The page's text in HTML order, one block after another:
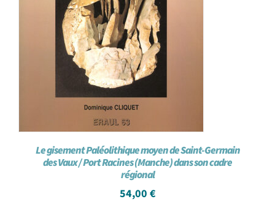
Le gisement Paléolithique moyen de Saint-Germain
des Vaux / Port Racines (Manche) dans son cadre
régional
54,00 €